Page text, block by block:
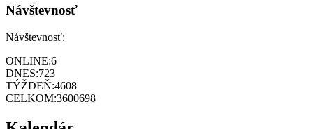
Návštevnosť
Návštevnosť:
ONLINE:6
DNES:723
TÝŽDEŇ:4608
CELKOM:3600698